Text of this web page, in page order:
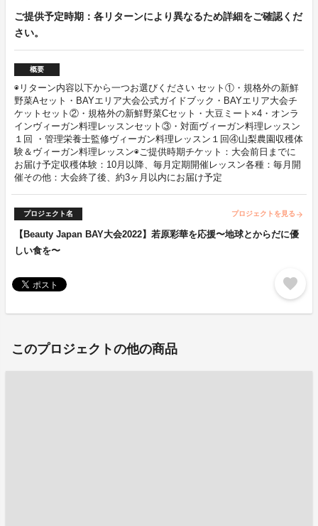
ご提供予定時期：各リターンにより異なるため詳細をご確認くだ
さい。
概要
◉リターン内容以下から一つお選びください セット①・規格外の新鮮
野菜Aセット・BAYエリア大会公式ガイドブック・BAYエリア大会チ
ケットセット②・規格外の新鮮野菜Cセット・大豆ミート×4・オンラ
インヴィーガン料理レッスンセット③・対面ヴィーガン料理レッスン
１回 ・管理栄養士監修ヴィーガン料理レッスン１回④山梨農園収穫体
験＆ヴィーガン料理レッスン◉ご提供時期チケット：大会前日までに
お届け予定収穫体験：10月以降、毎月定期開催レッスン各種：毎月開
催その他：大会終了後、約3ヶ月以内にお届け予定
プロジェクト名 プロジェクトを見る arrow_forward
【Beauty Japan BAY大会2022】若原彩華を応援〜地球とからだに優
しい食を〜
favorite
このプロジェクトの他の商品